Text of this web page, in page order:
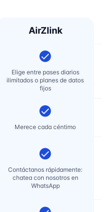
AirZlink
Elige entre pases diarios
ilimitados o planes de datos
fijos
Merece cada céntimo
Contáctanos rápidamente:
chatea con nosotros en
WhatsApp